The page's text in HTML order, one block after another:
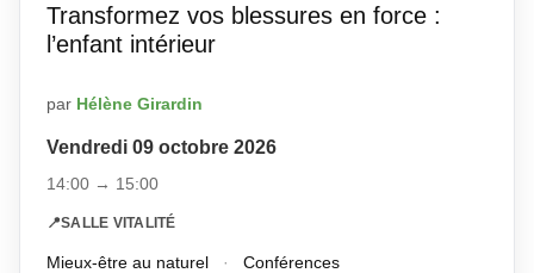
Transformez vos blessures en force :
l’enfant intérieur
par Hélène Girardin
Vendredi 09 octobre 2026
14:00 → 15:00
📍SALLE VITALITÉ
Mieux-être au naturel · Conférences